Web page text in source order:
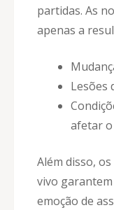
partidas. As
apenas a
Lesões
afetar
Além disso,
vivo
emoção de